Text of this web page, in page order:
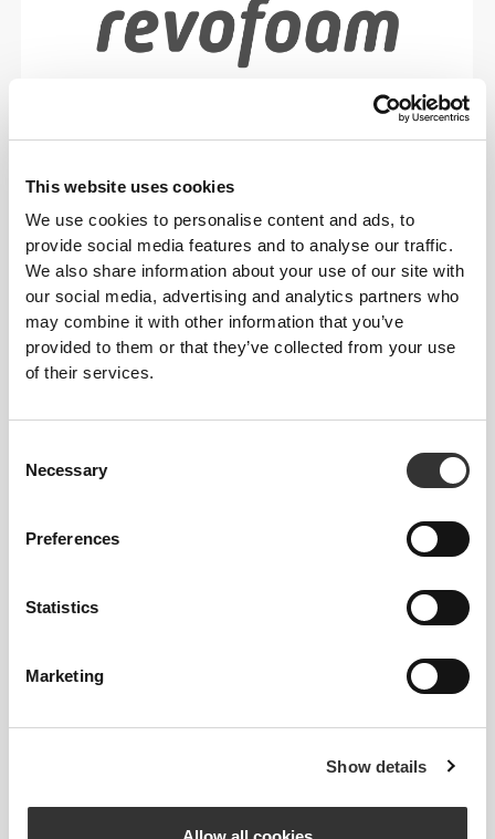
This website uses cookies
We use cookies to personalise content and ads, to
provide social media features and to analyse our traffic.
We also share information about your use of our site with
our social media, advertising and analytics partners who
may combine it with other information that you’ve
provided to them or that they’ve collected from your use
of their services.
Selection
Necessary
Preferences
Statistics
Marketing
Show details
Revofoam© to lekka technologia piankowa
mająca szerokie zastosowanie – od produktów
ukierunkowanych na wydajność po codzienne
artykuły gospodarstwa domowego.
TABELA ROZMIARÓW
US W
8.9"